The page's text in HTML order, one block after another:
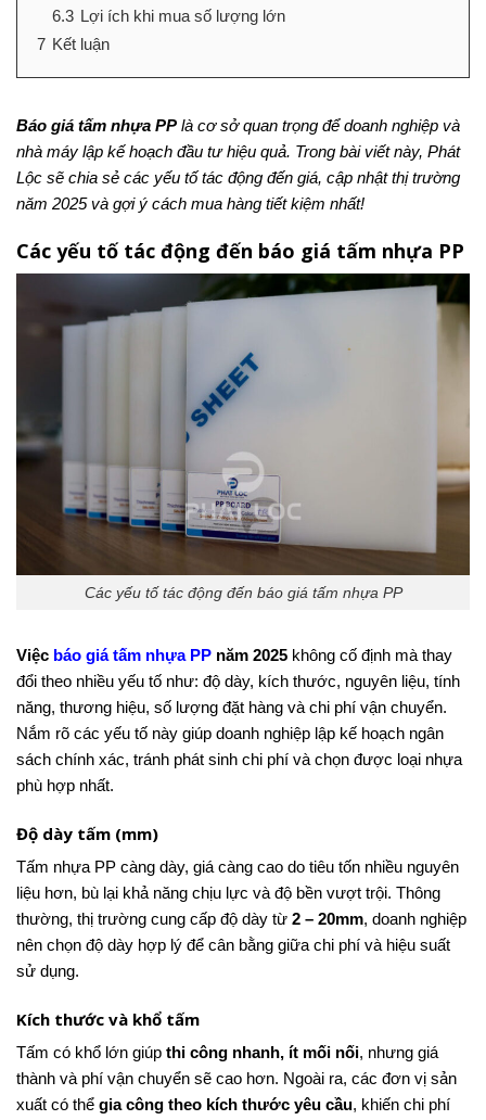
6.3 Lợi ích khi mua số lượng lớn
7 Kết luận
Báo giá tấm nhựa PP là cơ sở quan trọng để doanh nghiệp và
nhà máy lập kế hoạch đầu tư hiệu quả. Trong bài viết này, Phát
Lộc sẽ chia sẻ các yếu tố tác động đến giá, cập nhật thị trường
năm 2025 và gợi ý cách mua hàng tiết kiệm nhất!
Các yếu tố tác động đến báo giá tấm nhựa PP
Các yếu tố tác động đến báo giá tấm nhựa PP
Việc báo giá tấm nhựa PP năm 2025 không cố định mà thay
đổi theo nhiều yếu tố như: độ dày, kích thước, nguyên liệu, tính
năng, thương hiệu, số lượng đặt hàng và chi phí vận chuyển.
Nắm rõ các yếu tố này giúp doanh nghiệp lập kế hoạch ngân
sách chính xác, tránh phát sinh chi phí và chọn được loại nhựa
phù hợp nhất.
Độ dày tấm (mm)
Tấm nhựa PP càng dày, giá càng cao do tiêu tốn nhiều nguyên
liệu hơn, bù lại khả năng chịu lực và độ bền vượt trội. Thông
thường, thị trường cung cấp độ dày từ 2 – 20mm, doanh nghiệp
nên chọn độ dày hợp lý để cân bằng giữa chi phí và hiệu suất
sử dụng.
Kích thước và khổ tấm
Tấm có khổ lớn giúp thi công nhanh, ít mối nối, nhưng giá
thành và phí vận chuyển sẽ cao hơn. Ngoài ra, các đơn vị sản
xuất có thể gia công theo kích thước yêu cầu, khiến chi phí